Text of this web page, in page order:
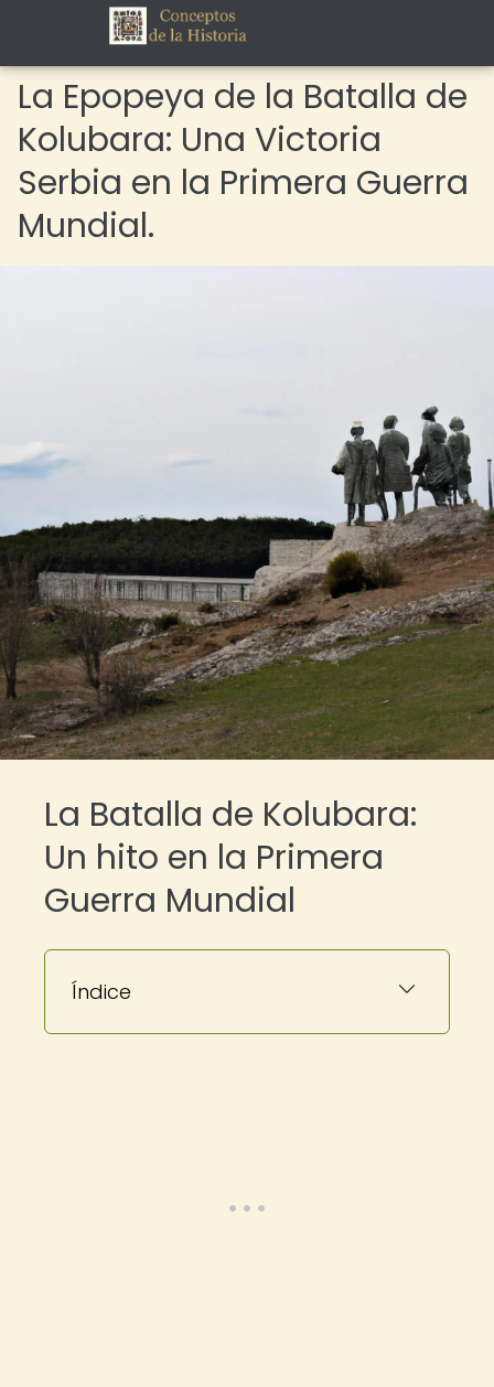
La Epopeya de la Batalla de
Kolubara: Una Victoria
Serbia en la Primera Guerra
Mundial.
La Batalla de Kolubara:
Un hito en la Primera
Guerra Mundial
Índice